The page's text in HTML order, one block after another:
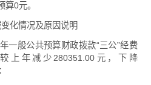
0元。
化情况及原因说明
一般公共预算财政拨款“三公”经费
上年减少280351.00元，下降